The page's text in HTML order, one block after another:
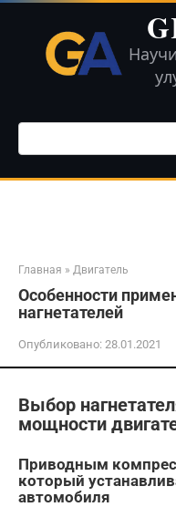
Перейти
контенту
Поиск:
Главная » Двигатель
Особенности
нагнетателей
Опубликовано: 28.01.2021
Выбор
мощности
Приводным
который
автомобиля